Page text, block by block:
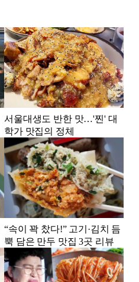
서울대생도 반한 맛…'찐' 대
학가 맛집의 정체
“속이 꽉 찼다!” 고기·김치 듬
뿍 담은 만두 맛집 3곳 리뷰